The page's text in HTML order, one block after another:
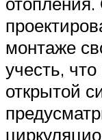
монтаже
учесть,
открытой